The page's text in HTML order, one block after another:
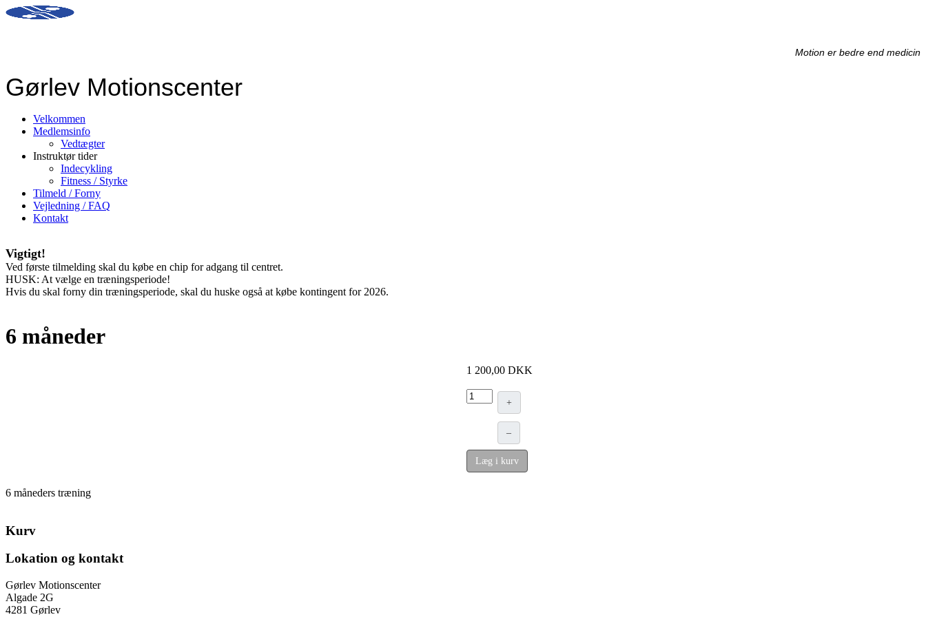
Motion er bedre end medicin
Gørlev Motionscenter
Velkommen
Medlemsinfo
Vedtægter
Instruktør tider
Indecykling
Fitness / Styrke
Tilmeld / Forny
Vejledning / FAQ
Kontakt
Vigtigt!
Ved første tilmelding skal du købe en chip for adgang til centret.
HUSK: At vælge en træningsperiode!
Hvis du skal forny din træningsperiode, skal du huske også at købe kontingent for 2026.
6 måneder
1 200,00 DKK
+
–
Læg i kurv
6 måneders træning
Kurv
Lokation og kontakt
Gørlev Motionscenter
Algade 2G
4281 Gørlev